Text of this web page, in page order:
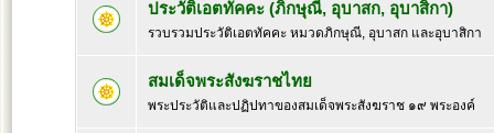
ประวัติเอตทัคคะ (ภิกษุณี, อุบาสก, อุบาสิกา)
รวบรวมประวัติเอตทัคคะ หมวดภิกษุณี, อุบาสก และอุบาสิกา
สมเด็จพระสังฆราชไทย
พระประวัติและปฏิปทาของสมเด็จพระสังฆราช ๑๙ พระองค์